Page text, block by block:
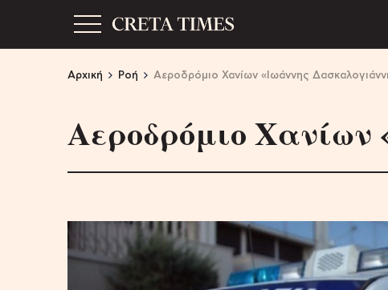
Αρχική Ροή Αεροδρόμιο Χανίων «Ιωάννης
Αεροδρόμιο Χανίων